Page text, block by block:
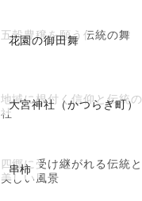
花園の御田舞
五穀豊穣を願う伝統の舞
大宮神社（かつらぎ町）
地域に根付く信仰と伝統の
社
串柿
四郷に受け継がれる伝統と
美しい風景